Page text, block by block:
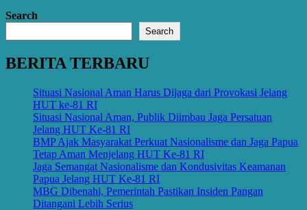
Search
Search
BERITA TERBARU
Situasi Nasional Aman Harus Dijaga dari Provokasi Jelang
HUT ke-81 RI
Situasi Nasional Aman, Publik Diimbau Jaga Persatuan
Jelang HUT Ke-81 RI
BMP Ajak Masyarakat Perkuat Nasionalisme dan Jaga Papua
Tetap Aman Menjelang HUT Ke-81 RI
Jaga Semangat Nasionalisme dan Kondusivitas Keamanan
Papua Jelang HUT Ke-81 RI
MBG Dibenahi, Pemerintah Pastikan Insiden Pangan
Ditangani Lebih Serius